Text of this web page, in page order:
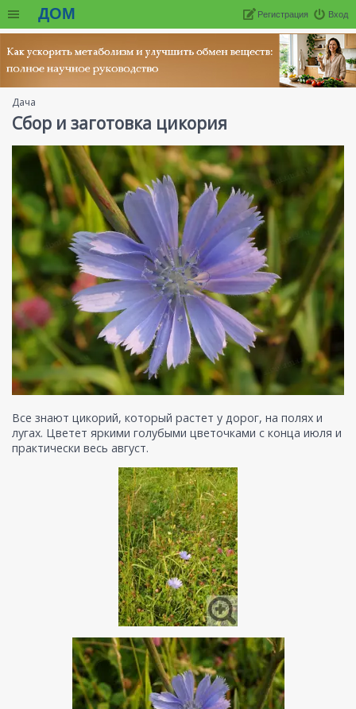
ДОМ Вход
Регистрация
Дача
Сбор и заготовка цикория
Все знают цикорий, который растет у дорог, на полях и
лугах. Цветет яркими голубыми цветочками с конца июля и
практически весь август.